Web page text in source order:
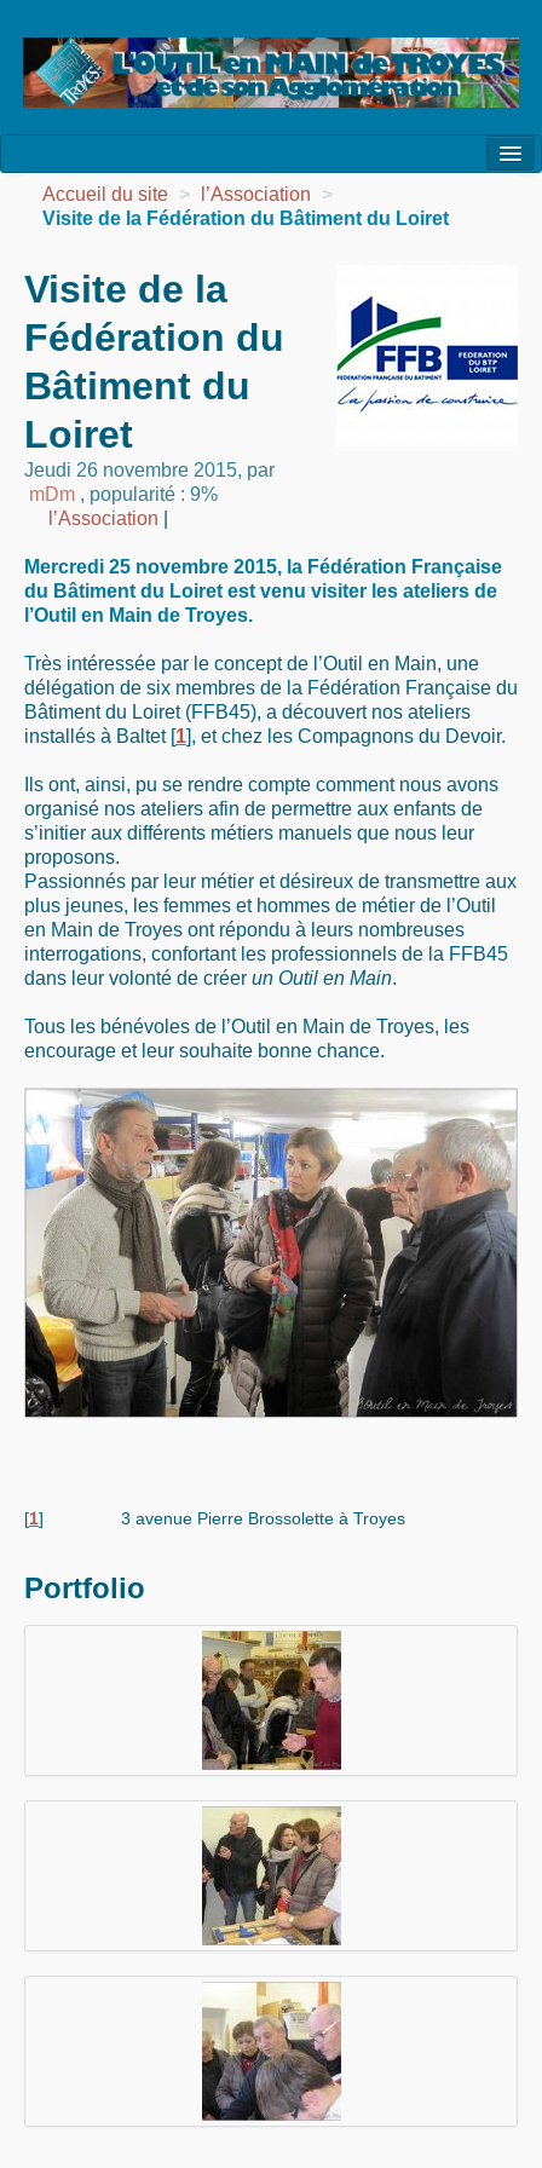
l’Association
la Vie des Ateliers
les Evénements
les Réalisations
Agenda
Contact
Accueil du site > l’Association
>
Visite de la Fédération du Bâtiment du Loiret
Visite de la
Fédération du
Bâtiment du
Loiret
Jeudi 26 novembre 2015, par
mDm , popularité : 9%
l’Association
Mercredi 25 novembre 2015, la Fédération Française
du Bâtiment du Loiret est venu visiter les ateliers de
l’Outil en Main de Troyes.
Très intéressée par le concept de l’Outil en Main, une
délégation de six membres de la Fédération Française du
Bâtiment du Loiret (FFB45), a découvert nos ateliers
installés à Baltet[1], et chez les Compagnons du Devoir.
Ils ont, ainsi, pu se rendre compte comment nous avons
organisé nos ateliers afin de permettre aux enfants de
s’initier aux différents métiers manuels que nous leur
proposons.
Passionnés par leur métier et désireux de transmettre aux
plus jeunes, les femmes et hommes de métier de l’Outil
en Main de Troyes ont répondu à leurs nombreuses
interrogations, confortant les professionnels de la FFB45
dans leur volonté de créer un Outil en Main.
Tous les bénévoles de l’Outil en Main de Troyes, les
encourage et leur souhaite bonne chance.
[1] 3 avenue Pierre Brossolette à Troyes
Portfolio